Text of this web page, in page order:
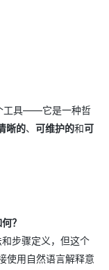
工具——它是一种哲
晰的、 可维护的和可
？
步骤定义，但这个
使用自然语言解释意